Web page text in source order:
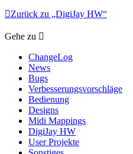
Zurück zu „DigiJay HW“
Gehe zu
ChangeLog
News
Bugs
Verbesserungsvorschläge
Bedienung
Designs
Midi Mappings
DigiJay HW
User Projekte